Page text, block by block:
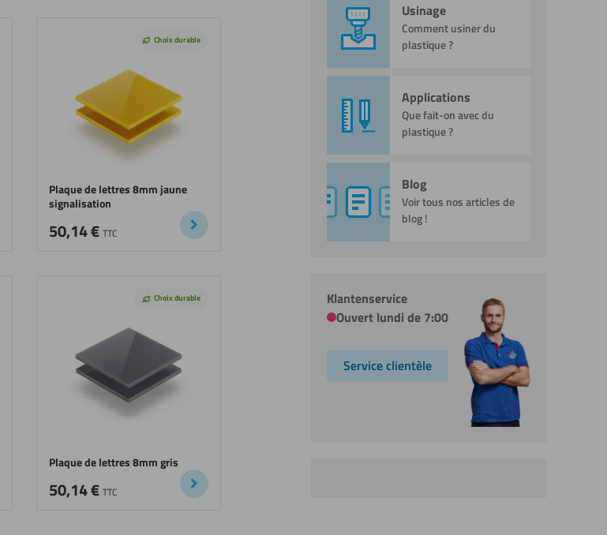
Plaque de lettres 8mm jaune
signalisation
50,14€ TTC
Choix durable
Plaque de lettres 8mm gris
50,14€ TTC
Choix durable
Usinage
Comment usiner du
plastique ?
Applications
Que fait-on avec du
plastique ?
Blog
Voir tous nos articles de
blog !
Klantenservice
Ouvert lundi de 7:00
Service clientèle